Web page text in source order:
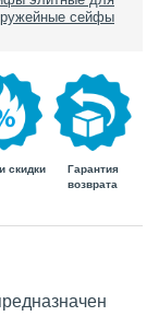
сейфы
скидки
Гарантия
возврата